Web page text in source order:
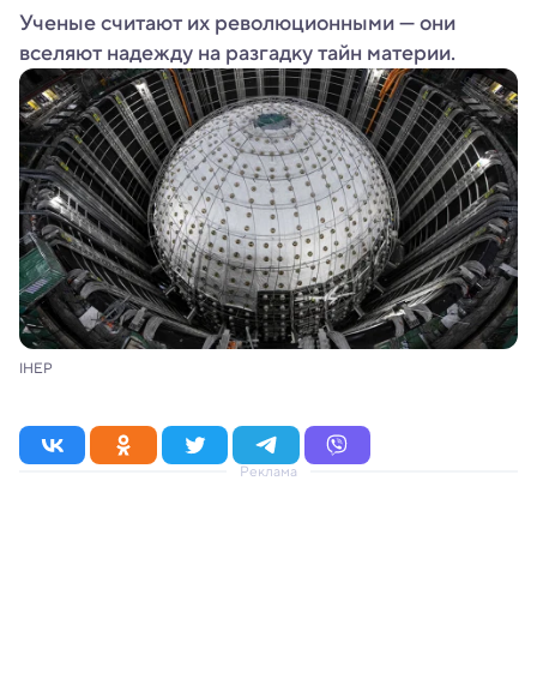
Ученые считают их революционными — они
вселяют надежду на разгадку тайн материи.
IHEP
Реклама